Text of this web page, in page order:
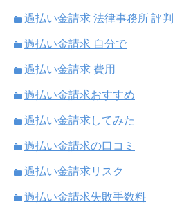
過払い金請求 法律事務所 評判
過払い金請求 自分で
過払い金請求 費用
過払い金請求おすすめ
過払い金請求してみた
過払い金請求の口コミ
過払い金請求リスク
過払い金請求失敗手数料